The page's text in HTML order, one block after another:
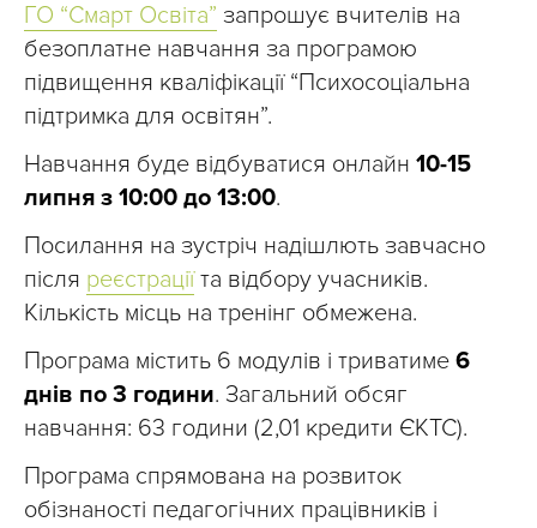
ГО “Смарт Освіта” запрошує вчителів на
безоплатне навчання за програмою
підвищення кваліфікації “Психосоціальна
підтримка для освітян”.
Навчання буде відбуватися онлайн 10-15
липня з 10:00 до 13:00.
Посилання на зустріч надішлють завчасно
після реєстраціїта відбору учасників.
Кількість місць на тренінг обмежена.
Програма містить 6 модулів і триватиме 6
днів по 3 години. Загальний обсяг
навчання: 63 години (2,01 кредити ЄКТС).
Програма спрямована на розвиток
обізнаності педагогічних працівників і